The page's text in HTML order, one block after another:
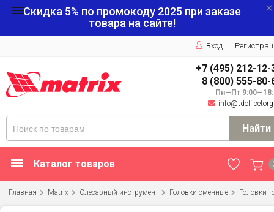
Скидка 5% по промокоду 2025 при заказе
товара на сайте!
Вход
+7 (495) 212-12-
8 (800) 555-80-
Пн—Пт
Найти
Каталог товаров
Главная Matrix Слесарный инструмент Головки сменные Головки